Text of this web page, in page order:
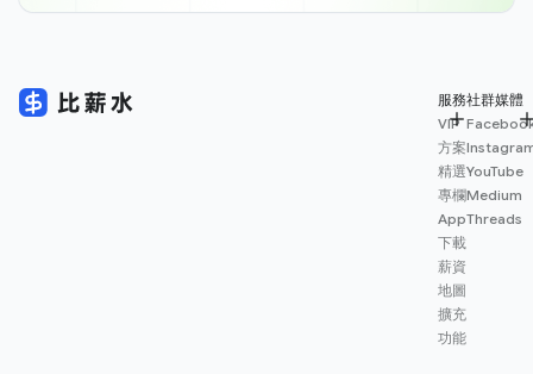
服務
VIP
方案
精選
專欄
App
下載
薪資
地圖
擴充
功能
社群媒體
YouTube
Medium
Threads